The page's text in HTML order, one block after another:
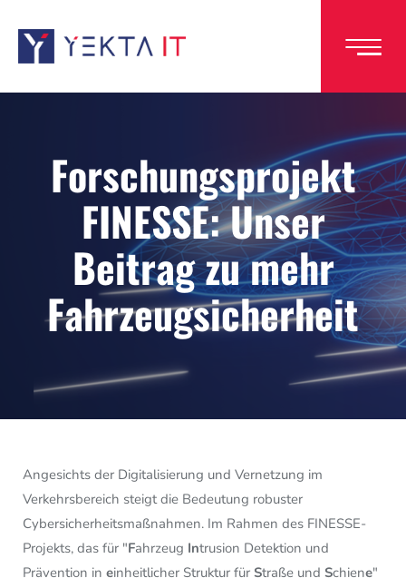
Forschungsprojekt
FINESSE: Unser
Beitrag zu mehr
Fahrzeugsicherheit
Angesichts der Digitalisierung und Vernetzung im
Verkehrsbereich steigt die Bedeutung robuster
Cybersicherheitsmaßnahmen. Im Rahmen des FINESSE-
Projekts, das für "Fahrzeug Intrusion Detektion und
Prävention in einheitlicher Struktur für Straße und Schiene"